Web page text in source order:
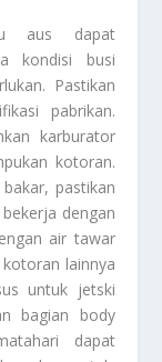
aus dapat
kondisi busi
Pastikan
pabrikan.
karburator
kotoran.
pastikan
dengan
air tawar
lainnya
untuk jetski
bagian body
dapat